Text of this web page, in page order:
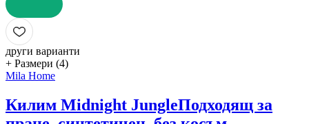
ДОБАВИ
други варианти
+ Размери (4)
Mila Home
Килим Midnight JungleПодходящ за